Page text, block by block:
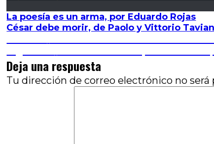
La poesía es un arma, por Eduardo Rojas
César debe morir, de Paolo y Vittorio
Navegación
de
entradas
siguiente:
Deja una respuesta
Tu dirección de correo electrónico no será